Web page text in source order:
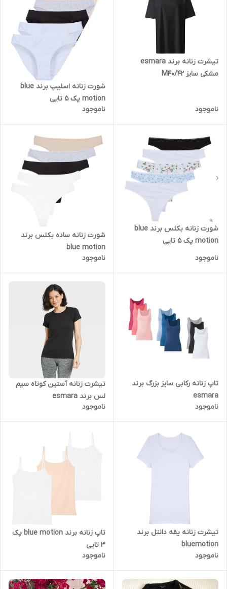
تیشرت زنانه برند esmara
مشکی سایز M40/42
ناموجود
شورت زنانه اسلیپ برند blue
motion پک 5 تایی
ناموجود
شورت زنانه بکلس برند blue
motion پک 5 تایی
ناموجود
شورت زنانه ساده بکلس برند
blue motion
ناموجود
تاپ زنانه رکابی سایز بزرگ برند
esmara
ناموجود
تیشرت زنانه آستین کوتاه سیم
لس برند esmara
ناموجود
تیشرت زنانه یقه دانتل برند
bluemotion
ناموجود
تاپ زنانه برند blue motion پک
3 تایی
ناموجود